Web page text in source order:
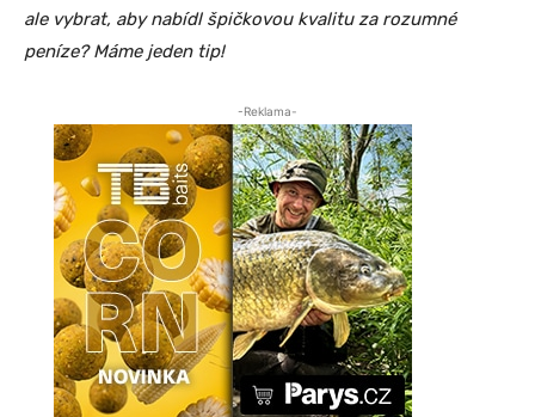
ale vybrat, aby nabídl špičkovou kvalitu za rozumné
peníze? Máme jeden tip!
-Reklama-